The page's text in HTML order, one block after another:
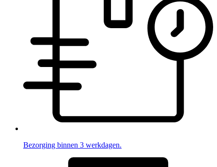
Bezorging binnen 3 werkdagen.